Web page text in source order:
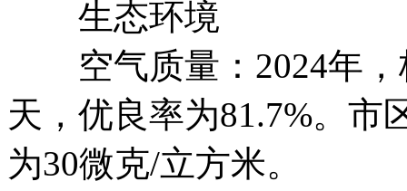
生态环境
空气质量：2024年，
天，优良率为81.7%。市
为30微克/立方米。